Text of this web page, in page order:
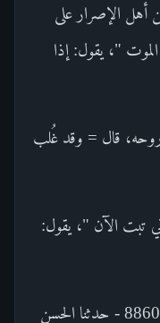
أهل الإصرار على
"، يقول: إذا
روحه، قال = وقد غُلب
تبت الآن "، يقول:
لأنه قال ما قال في غير حال توبة، كما:-8860 - حدثنا الحسن